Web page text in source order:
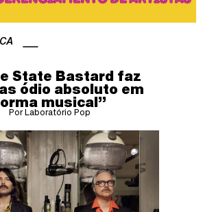
State Bastard faz
ódio absoluto em
musical”
Por Laboratório Pop